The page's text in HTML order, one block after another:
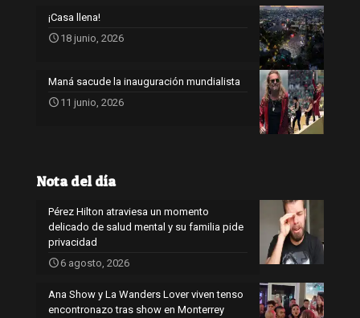
¡Casa llena!
18 junio, 2026
Maná sacude la inauguración mundialista
11 junio, 2026
Nota del día
Pérez Hilton atraviesa un momento
delicado de salud mental y su familia pide
privacidad
6 agosto, 2026
Ana Show y La Wanders Lover viven tenso
encontronazo tras show en Monterrey